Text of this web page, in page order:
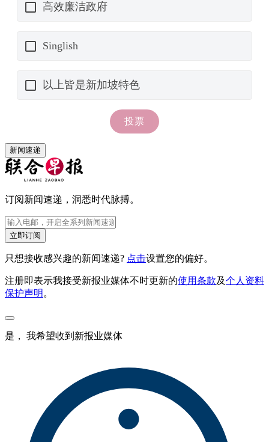
新闻速递
订阅新闻速递，洞悉时代脉搏。
立即订阅
只想接收感兴趣的新闻速递? 点击设置您的偏好。
注册即表示我接受新报业媒体不时更新的使用条款及个人资料
保护声明 。
是， 我希望收到新报业媒体